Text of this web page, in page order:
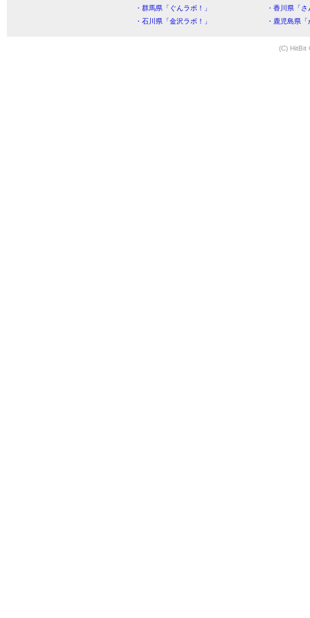
・群馬県「ぐんラボ！」
・香川県「
・石川県「金沢ラボ！」
・鹿児島県
(C) HitBit